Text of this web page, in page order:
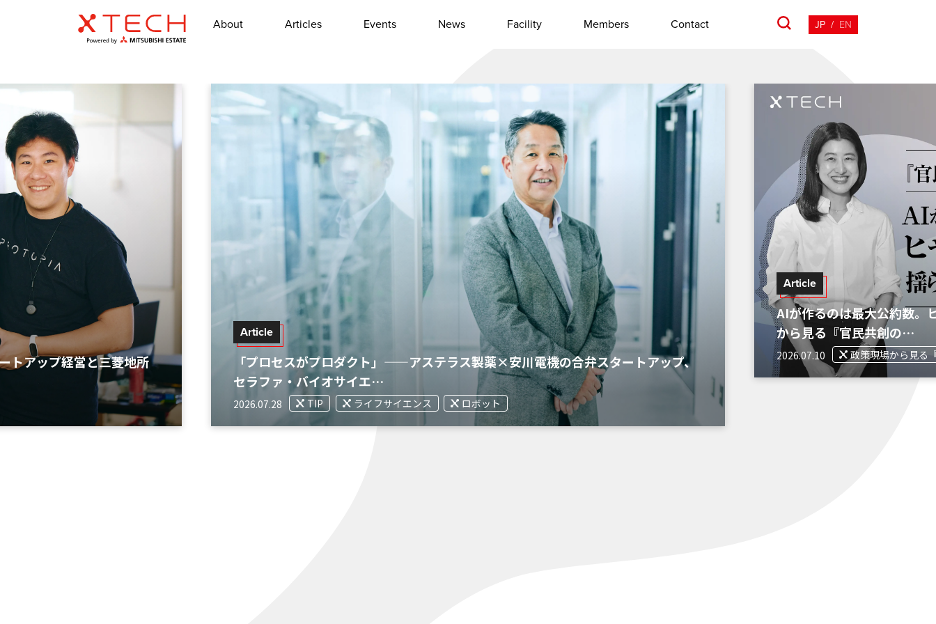
About Articles Events News Facility Members Contact JP / EN
トアップ経営と三菱地所
Article
「プロセスがプロダクト」——アステラス製薬×安川電機の合弁スタートアップ、
セラファ・バイオサイエ…
2026.07.28 TIP ライフサイエンス ロボット
Article
AIが作るのは最大公約数。
から見る『官民共創の…
2026.07.10 政策現場から見る